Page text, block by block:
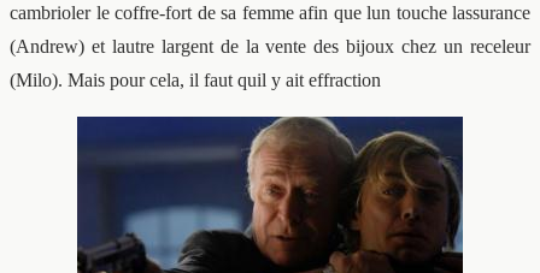
cambrioler le coffre-fort de sa femme afin que lun touche lassurance
(Andrew) et lautre largent de la vente des bijoux chez un receleur
(Milo). Mais pour cela, il faut quil y ait effraction